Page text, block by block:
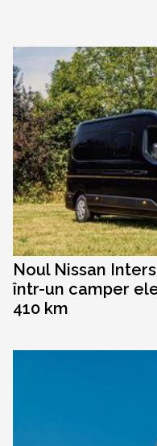
Noul Nissan
într-un camper
410 km